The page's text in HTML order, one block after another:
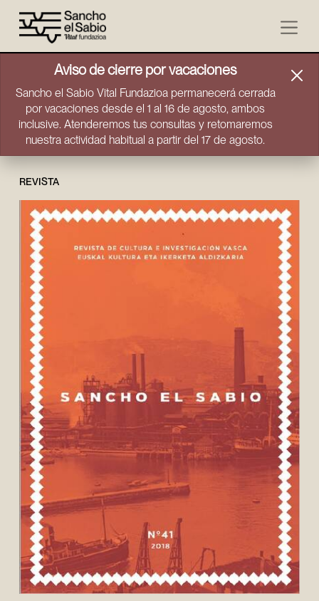
Ir directamente al contenido
Aviso de cierre por vacaciones
Sancho el Sabio Vital Fundazioa permanecerá cerrada
por vacaciones desde el 1 al 16 de agosto, ambos
inclusive. Atenderemos tus consultas y retomaremos
nuestra actividad habitual a partir del 17 de agosto.
REVISTA